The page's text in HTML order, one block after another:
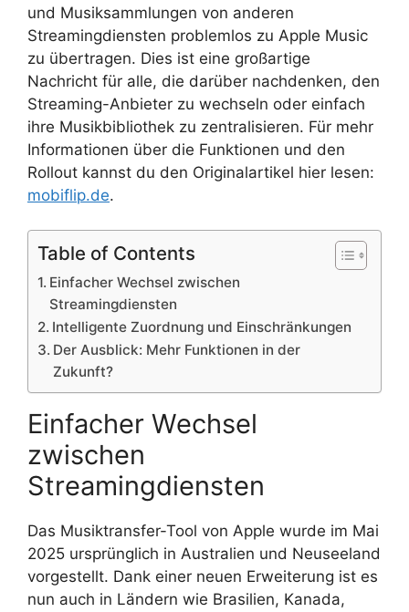
und Musiksammlungen von anderen
Streamingdiensten problemlos zu Apple Music
zu übertragen. Dies ist eine großartige
Nachricht für alle, die darüber nachdenken, den
Streaming-Anbieter zu wechseln oder einfach
ihre Musikbibliothek zu zentralisieren. Für mehr
Informationen über die Funktionen und den
Rollout kannst du den Originalartikel hier lesen:
mobiflip.de.
Table of Contents
Einfacher Wechsel zwischen
Streamingdiensten
Intelligente Zuordnung und Einschränkungen
Der Ausblick: Mehr Funktionen in der
Zukunft?
Einfacher Wechsel
zwischen
Streamingdiensten
Das Musiktransfer-Tool von Apple wurde im Mai
2025 ursprünglich in Australien und Neuseeland
vorgestellt. Dank einer neuen Erweiterung ist es
nun auch in Ländern wie Brasilien, Kanada,